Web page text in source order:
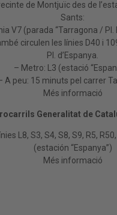
de Montjuïc des de
Sants:
V7 (parada “Tarragona / Pl.
circulen les línies D40 i
Pl. d’Espanya.
– Metro: L3 (estació
A peu: 15 minuts pel carrer
Més informació
Generalitat de
L8, S3, S4, S8, S9, R5,
(estación “Espanya”)
Més informació